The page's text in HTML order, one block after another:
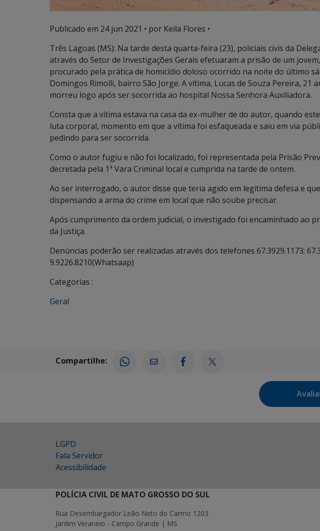
Publicado em 24 jun 2021 • por Keila Flores •
Três Lagoas (MS): Na tarde desta quarta-feira (23), policiais civis da
através do Setor de Investigações Gerais efetuaram a prisão de um
procurado pela prática de homicídio doloso ocorrido na noite do último
Domingos Rimolli, bairro São Jorge. A vítima, Lucas de Souza Pereira, 21
morreu logo após ser socorrida ao hospital Nossa Senhora Auxiliadora.
Consta que a vítima estava na casa da ex-mulher de do autor, quando
luta corporal, momento em que a vítima foi esfaqueada e saiu em via
pedindo para ser socorrida.
Como o autor fugiu e não foi localizado, foi representada pela Prisão
decretada pela 1ª Vara Criminal local e cumprida na tarde de ontem.
Ao ser interrogado, o autor disse que teria agido em legítima defesa e
dispensando a arma do crime em local que não soube precisar.
Após cumprimento da ordem judicial, o investigado foi encaminhado ao
da Justiça.
Denúncias poderão ser realizadas através dos telefones 67.3929.1173;
9.9226.8210(Whatsaap)
Categorias :
Geral
Compartilhe:
LGPD
Fala Servidor
Acessibilidade
POLÍCIA CIVIL DE MATO GROSSO DO SUL
Rua Desembargador Leão Neto do Carmo 1203
Jardim Veraneio - Campo Grande | MS